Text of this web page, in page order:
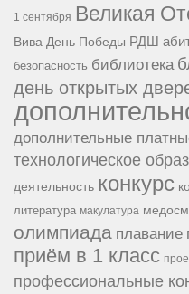
1 сентября Великая
Вива День Победы РДШ
безопасность библиотека
день открытых
дополнительные
технологическое
деятельность конкурс
литература макулатура
олимпиада плавание
приём в 1 класс
профессиональные